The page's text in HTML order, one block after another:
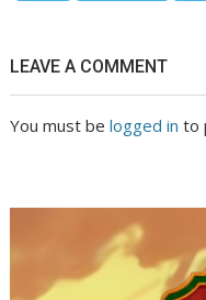
LEAVE A COMMENT
You must belogged in to